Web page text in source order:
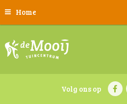
Home
Volg ons op